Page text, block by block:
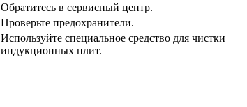
Обратитесь в сервисный центр.
Проверьте предохранители.
Используйте специальное средство для чистки
индукционных плит.